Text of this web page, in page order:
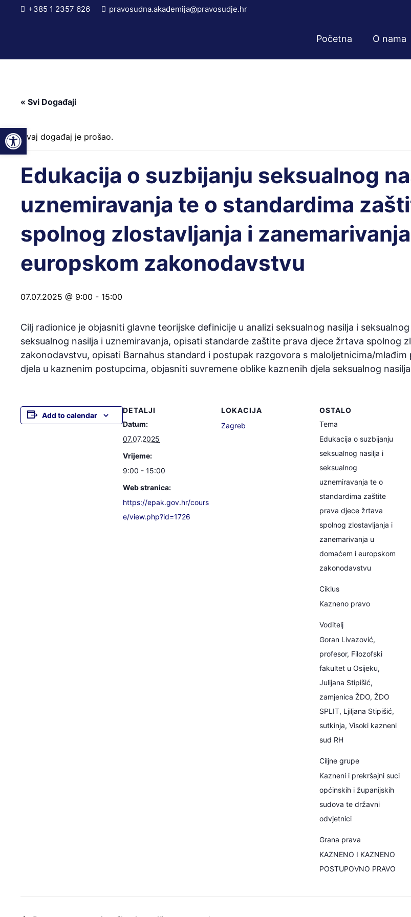
+385 1 2357 626 pravosudna.akademija@pravosudje.hr
Početna O nama
« Svi Događaji
Ovaj događaj je prošao.
Edukacija o suzbijanju seksualnog
uznemiravanja te o standardima
spolnog zlostavljanja i
europskom zakonodavstvu
07.07.2025 @ 9:00 - 15:00
Cilj radionice je objasniti glavne teorijske definicije u analizi seksualnog nasilja i
seksualnog nasilja i uznemiravanja, opisati standarde zaštite prava djece žrtava spolnog
zakonodavstvu, opisati Barnahus standard i postupak razgovora s maloljetnicima/
djela u kaznenim postupcima, objasniti suvremene oblike kaznenih djela seksualnog
Add to calendar
DETALJI
Datum:
07.07.2025
Vrijeme:
9:00 - 15:00
Web stranica:
https://epak.gov.hr/cours
e/view.php?id=1726
LOKACIJA
Zagreb
OSTALO
Tema
Edukacija o suzbijanju
seksualnog nasilja i
seksualnog
uznemiravanja te o
standardima zaštite
prava djece žrtava
spolnog zlostavljanja i
zanemarivanja u
domaćem i europskom
zakonodavstvu
Ciklus
Kazneno pravo
Voditelj
Goran Livazović,
profesor, Filozofski
fakultet u Osijeku,
Julijana Stipišić,
zamjenica ŽDO, ŽDO
SPLIT, Ljiljana Stipišić,
sutkinja, Visoki kazneni
sud RH
Ciljne grupe
Kazneni i prekršajni suci
općinskih i županijskih
sudova te državni
odvjetnici
Grana prava
KAZNENO I KAZNENO
POSTUPOVNO PRAVO
Open toolbar